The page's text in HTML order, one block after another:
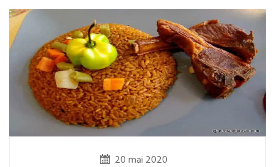
20 mai 2020